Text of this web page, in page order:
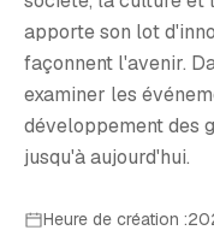
apporte son lot
façonnent l'avenir.
examiner les
développement des
jusqu'à aujourd'hui.
Heure de création